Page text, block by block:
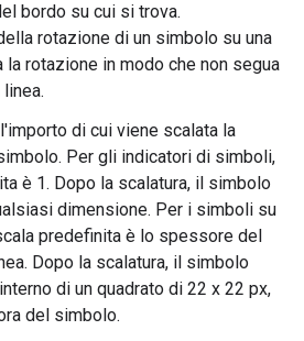
bordo su cui si trova.
rotazione di un simbolo su una
rotazione in modo che non segua
di cui viene scalata la
Per gli indicatori di simboli,
è 1. Dopo la scalatura, il simbolo
dimensione. Per i simboli su
predefinita è lo spessore del
Dopo la scalatura, il simbolo
di un quadrato di 22 x 22 px,
del simbolo.